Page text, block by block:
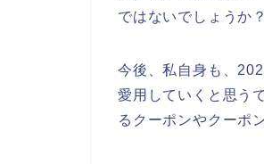
ではないでしょうか？
今後、私自身も、
愛用していくと思う
るクーポンやクーポ